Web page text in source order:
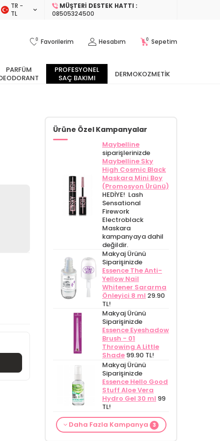
TR −
TL
MÜŞTERI DESTEK HATTI :
08505324500
0 Favorilerim Hesabım 0 Sepetim
PARFÜM
PROFESYONEL
SAÇ BAKIMI
DERMOKOZMETIK
Ürüne Özel Kampanyalar
Maybelline
siparişlerinizde
Maybelline Sky
High Cosmic Black
Maskara Mini Boy
(Promosyon Ürünü)
HEDİYE! Lash
Sensational
Firework
Electroblack
Maskara
kampanyaya dahil
değildir.
Makyaj Ürünü
Siparişinizde
Essence The Anti-
Yellow Nail
Whitener Sararma
Önleyici 8 ml 29.90
TL!
Makyaj Ürünü
Siparişinizde
Essence Eyeshadow
Brush - 01
Throwing A Little
Shade 99.90 TL!
Makyaj Ürünü
Siparişinizde
Essence Hello Good
Stuff Aloe Vera
Hydro Gel 30 ml 99
TL!
From Natura
Kadınlar İçin
Terleme Karşıtı
Makyaj Kategorisine
Özel Fiyatİdea
Derma Glikolik Asit
Makyaj Ürünü
Siparişinizdeİnnova
Wash Gel Purifying
Daha Fazla Kampanya 3